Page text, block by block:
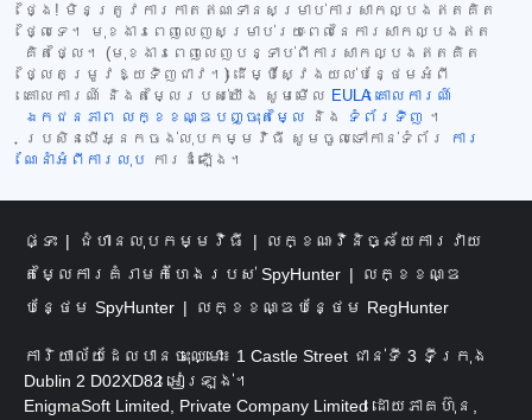
ថ្ងៃ! មិនត្រូវការកាតឥណទានសម្រាប់ការសាកល្បងឥតគិត
ថ្លៃទេ។ មុខងារពេញលេញសម្រាប់រយៈពេលនៃការសាកល្បងឥត
គិតថ្លៃ។ (មុខងារពេញលេញបន្ទាប់ពីការសាកល្បងឥតគិត
ថ្លៃតម្រូវឱ្យទិញជាវ។) ដើម្បីស្វែងយល់បន្ថែមអំពី
គោលការណ៍ និងតម្លៃរបស់យើង សូមមើល EULA គោលការណ៍
ឯកជនភាព លក្ខខណ្ឌបញ្ចុះតម្លៃ និង ទំព័រទិញ ។
ប្រសិនបើអ្នកចង់លុបកម្មវិធី សូមចូលទៅកាន់ទំព័រ
ការ
ណែនាំអំពីការលុប
ការដំឡើង។
ផ្ទះ ជំហានលុបកម្មវិធី
លក្ខណៈវិនិច្ឆ័យការវាយ
តម្លៃការគំរាមកំហែងរបស់ SpyHunter
លក្ខខណ្ឌ
បន្ថែម SpyHunter
លក្ខខណ្ឌបន្ថែម RegHunter
ការិយាល័យដែលបានចុះឈ្មោះ៖ 1 Castle Street ជាន់ទី 3 ទីក្រុង
Dublin 2 D02XD82 អៀរឡង់។
EnigmaSoft Limited, Private Company Limited ដោយភាគហ៊ុន,